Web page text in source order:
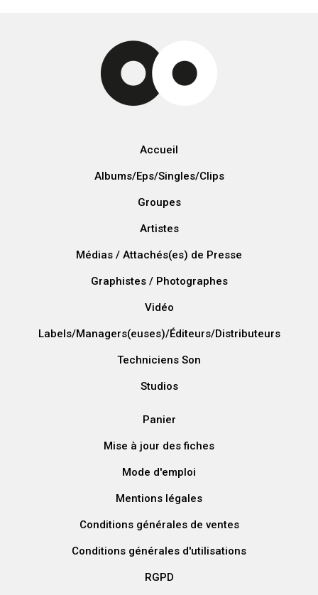
Accueil
Albums/Eps/Singles/Clips
Groupes
Artistes
Médias / Attachés(es) de Presse
Graphistes / Photographes
Vidéo
Labels/Managers(euses)/Éditeurs/Distributeurs
Techniciens Son
Studios
Panier
Mise à jour des fiches
Mode d'emploi
Mentions légales
Conditions générales de ventes
Conditions générales d'utilisations
RGPD